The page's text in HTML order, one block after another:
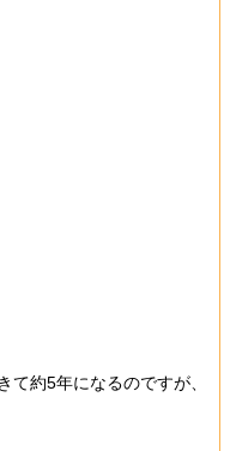
約5年になるのですが、